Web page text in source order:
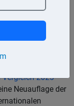
vom 8. Juni 2023
automatischen
für
2025
Neuauflage der